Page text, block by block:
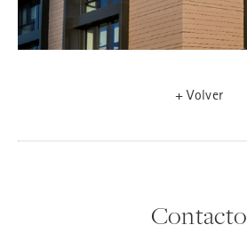
+ Volver
Contacto